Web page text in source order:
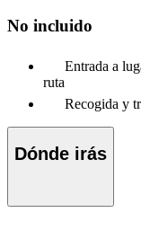
No incluido
Entrada a
ruta
Recogida y
Dónde irás